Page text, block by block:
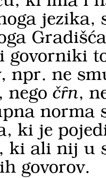
jezika,
govorniki
npr. ne
, nego čȓn,
norma
ki je
ki ali nij u
govorov.